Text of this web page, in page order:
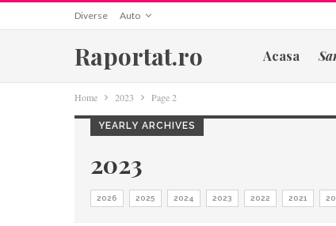
Diverse Auto
Raportat.ro Acasa
Home 2023 Page 2
YEARLY ARCHIVES
2023
2026 2025 2024 2023 2022 2021